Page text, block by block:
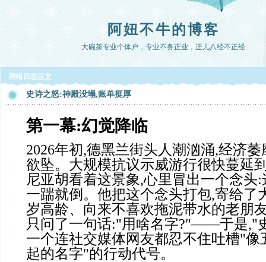
阿妞不牛的博客
大碗茶专业个体户，专业不务正业，正儿八经不正经
网络日志正文
史诗之怒:神殿没塌,账单挺厚
第一幕:幻觉降临
2026年初,德黑兰街头人潮汹涌,经济萎
欲坠。大规模抗议示威游行很快蔓延
尼亚胡看着这景象,心里冒出一个念头:
一踹就倒。他把这个念头打包,寄给了
岁高龄、向来不喜欢拖泥带水的老朋
只问了一句话:"用啥名字?"——于是,"
一个连社交媒体网友都忍不住吐槽"像
起的名字"的行动代号。